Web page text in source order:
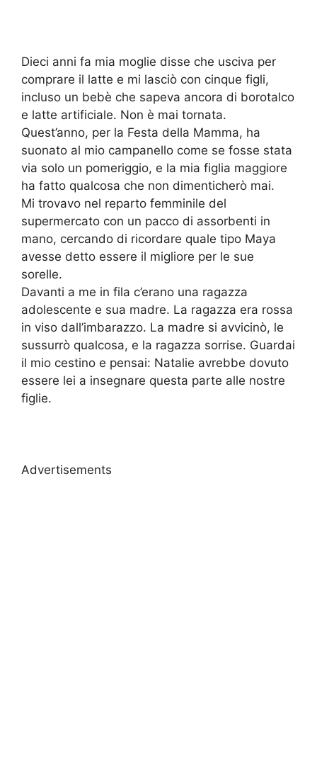
Dieci anni fa mia moglie disse che usciva per
comprare il latte e mi lasciò con cinque figli,
incluso un bebè che sapeva ancora di borotalco
e latte artificiale. Non è mai tornata.
Quest’anno, per la Festa della Mamma, ha
suonato al mio campanello come se fosse stata
via solo un pomeriggio, e la mia figlia maggiore
ha fatto qualcosa che non dimenticherò mai.
Mi trovavo nel reparto femminile del
supermercato con un pacco di assorbenti in
mano, cercando di ricordare quale tipo Maya
avesse detto essere il migliore per le sue
sorelle.
Davanti a me in fila c’erano una ragazza
adolescente e sua madre. La ragazza era rossa
in viso dall’imbarazzo. La madre si avvicinò, le
sussurrò qualcosa, e la ragazza sorrise. Guardai
il mio cestino e pensai: Natalie avrebbe dovuto
essere lei a insegnare questa parte alle nostre
figlie.
Advertisements